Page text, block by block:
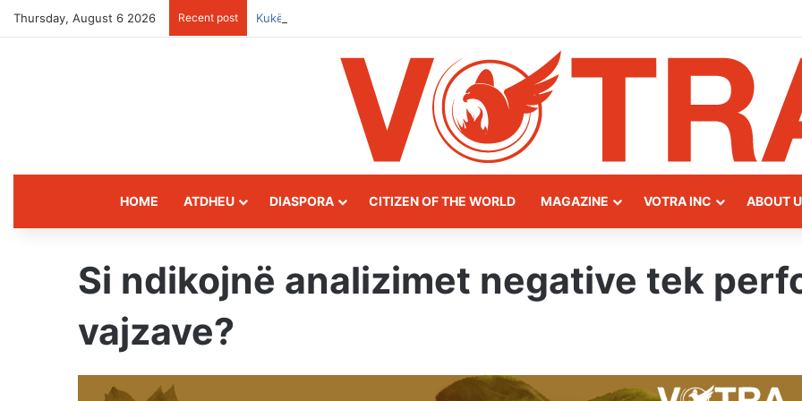
Thursday, August 6 2026 Recent post Kukës: The Mountain Gateway of Northern Albania
HOME ATDHEU DIASPORA CITIZEN OF THE WORLD MAGAZINE VOTRA INC ABOUT
Si ndikojnë analizimet negative tek
vajzave?